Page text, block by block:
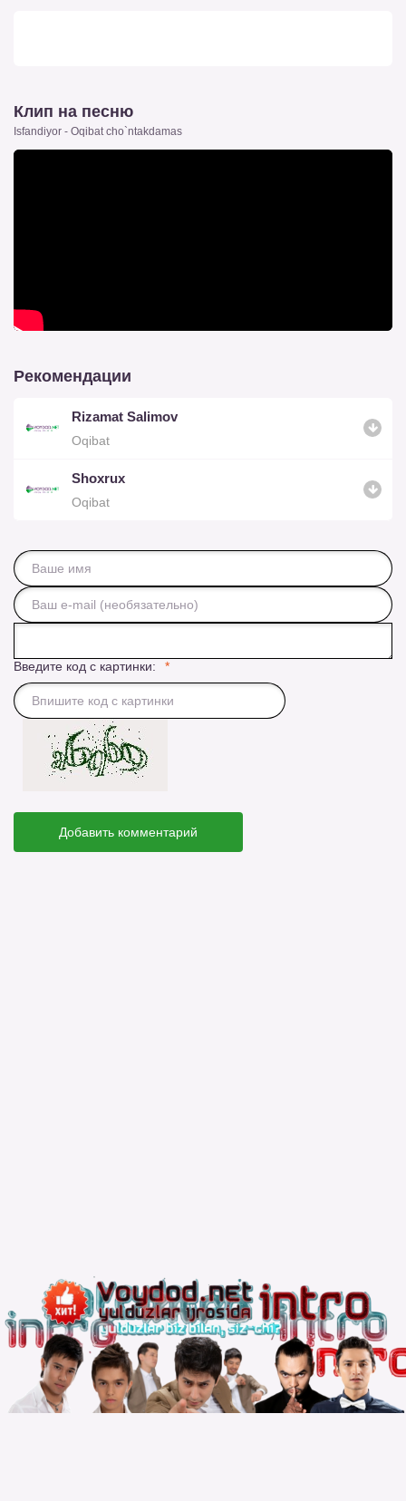
Клип на песню
Isfandiyor - Oqibat cho`ntakdamas
Рекомендации
Rizamat Salimov
Oqibat
Shoxrux
Oqibat
Введите код с картинки:
Добавить комментарий